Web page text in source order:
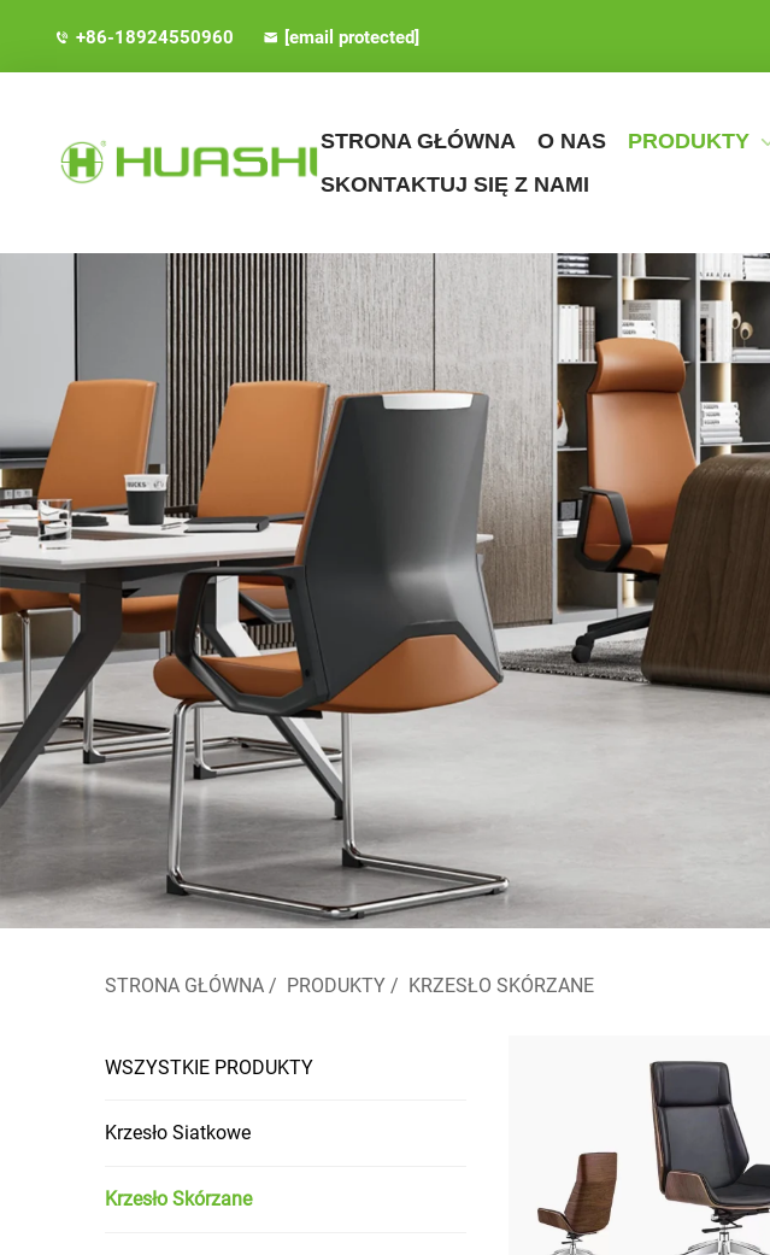
+86-18924550960 [email protected]
STRONA GŁÓWNA O NAS PRODUKTY
SKONTAKTUJ SIĘ Z NAMI
STRONA GŁÓWNA / PRODUKTY / KRZESŁO SKÓRZANE
WSZYSTKIE PRODUKTY
Krzesło Siatkowe
Krzesło Skórzane